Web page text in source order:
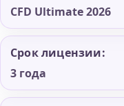
CFD Ultimate 2026
Срок лицензии:
3 года